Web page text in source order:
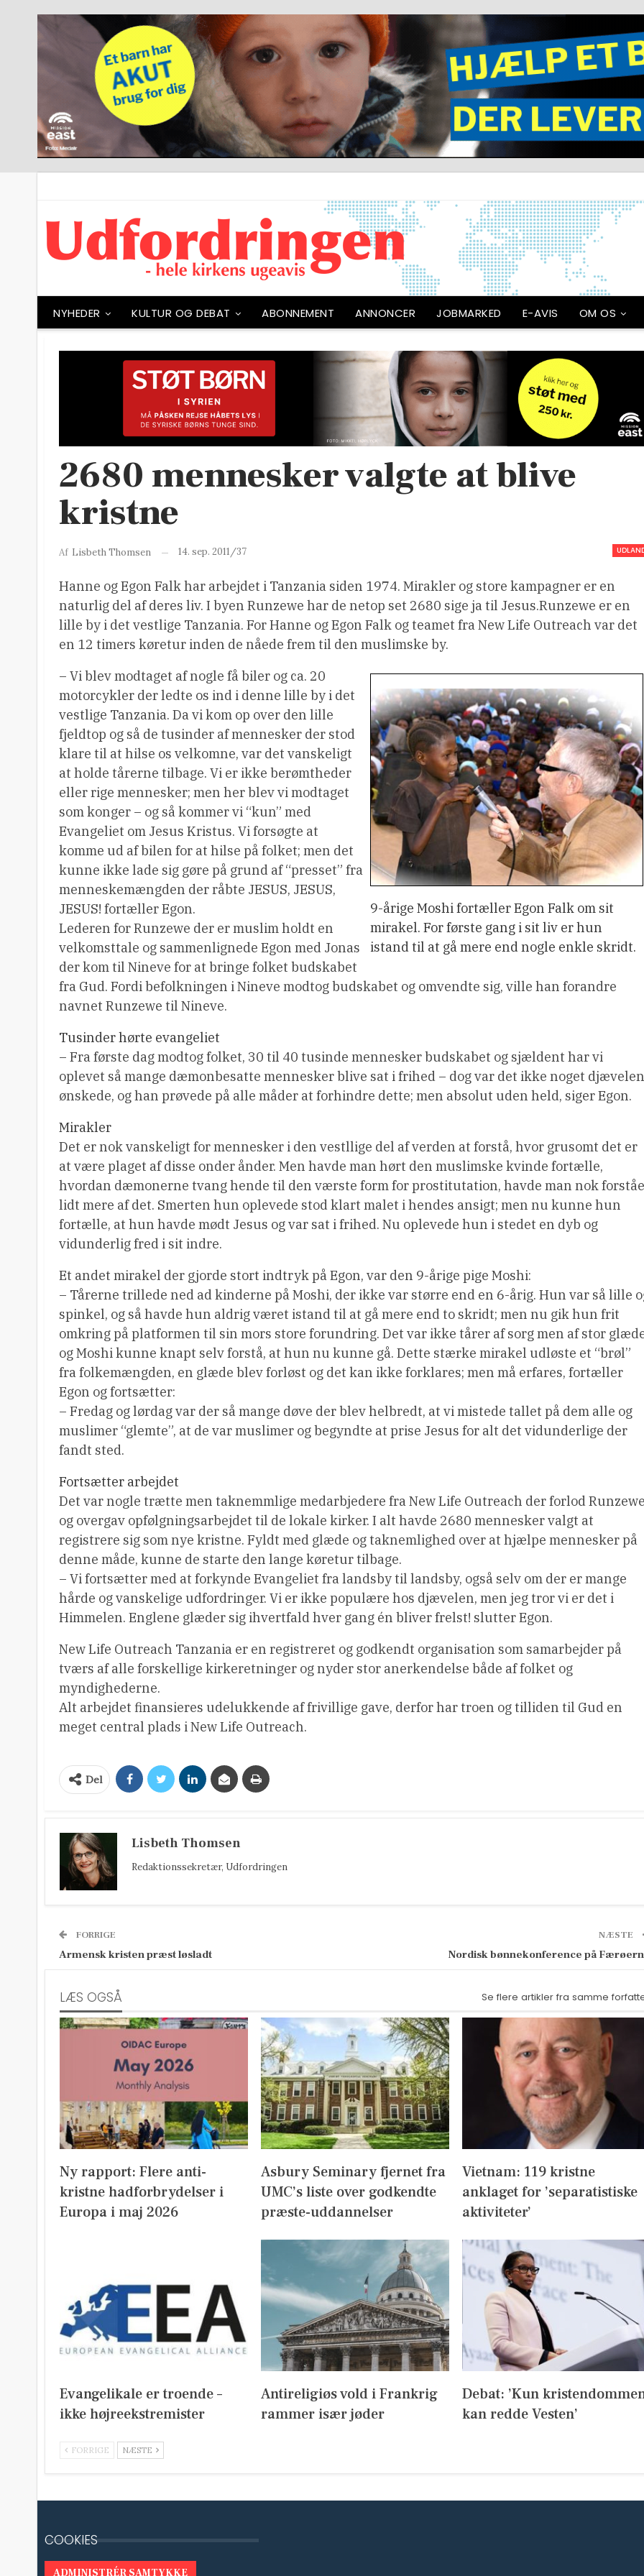
NYHEDER KULTUR OG DEBAT ABONNEMENT ANNONCER JOBMARKED E-AVIS OM OS
2680 mennesker valgte at blive
kristne
Af Lisbeth Thomsen 14. sep. 2011/37
Hanne og Egon Falk har arbejdet i Tanzania siden 1974. Mirakler og store kampagner er en
naturlig del af deres liv. I byen Runzewe har de netop set 2680 sige ja til Jesus.Runzewe er en
lille by i det vestlige Tanzania. For Hanne og Egon Falk og teamet fra New Life Outreach var det
en 12 timers køretur inden de nåede frem til den muslimske by.
9-årige Moshi fortæller Egon Falk om sit
mirakel. For første gang i sit liv er hun
istand til at gå mere end nogle enkle skridt.
– Vi blev modtaget af nogle få biler og ca. 20
motorcykler der ledte os ind i denne lille by i det
vestlige Tanzania. Da vi kom op over den lille
fjeldtop og så de tusinder af mennesker der stod
klare til at hilse os velkomne, var det vanskeligt
at holde tårerne tilbage. Vi er ikke berømtheder
eller rige mennesker; men her blev vi modtaget
som konger – og så kommer vi “kun” med
Evangeliet om Jesus Kristus. Vi forsøgte at
komme ud af bilen for at hilse på folket; men det
kunne ikke lade sig gøre på grund af “presset” fra
menneskemængden der råbte JESUS, JESUS,
JESUS! fortæller Egon.
Lederen for Runzewe der er muslim holdt en
velkomsttale og sammenlignede Egon med Jonas
der kom til Nineve for at bringe folket budskabet
fra Gud. Fordi befolkningen i Nineve modtog budskabet og omvendte sig, ville han forandre
navnet Runzewe til Nineve.
Tusinder hørte evangeliet
– Fra første dag modtog folket, 30 til 40 tusinde mennesker budskabet og sjældent har vi
oplevet så mange dæmonbesatte mennesker blive sat i frihed – dog var det ikke noget djævelen
ønskede, og han prøvede på alle måder at forhindre dette; men absolut uden held, siger Egon.
Mirakler
Det er nok vanskeligt for mennesker i den vestllige del af verden at forstå, hvor grusomt det er
at være plaget af disse onder ånder. Men havde man hørt den muslimske kvinde fortælle,
hvordan dæmonerne tvang hende til den værste form for prostitutation, havde man nok
lidt mere af det. Smerten hun oplevede stod klart malet i hendes ansigt; men nu kunne hun
fortælle, at hun havde mødt Jesus og var sat i frihed. Nu oplevede hun i stedet en dyb og
vidunderlig fred i sit indre.
Et andet mirakel der gjorde stort indtryk på Egon, var den 9-årige pige Moshi:
– Tårerne trillede ned ad kinderne på Moshi, der ikke var større end en 6-årig. Hun var så lille
spinkel, og så havde hun aldrig været istand til at gå mere end to skridt; men nu gik hun frit
omkring på platformen til sin mors store forundring. Det var ikke tårer af sorg men af stor
og Moshi kunne knapt selv forstå, at hun nu kunne gå. Dette stærke mirakel udløste et “brøl”
fra folkemængden, en glæde blev forløst og det kan ikke forklares; men må erfares, fortæller
Egon og fortsætter:
– Fredag og lørdag var der så mange døve der blev helbredt, at vi mistede tallet på dem alle og
muslimer “glemte”, at de var muslimer og begyndte at prise Jesus for alt det vidunderlige der
fandt sted.
Fortsætter arbejdet
Det var nogle trætte men taknemmlige medarbjedere fra New Life Outreach der forlod
og overgav opfølgningsarbejdet til de lokale kirker. I alt havde 2680 mennesker valgt at
registrere sig som nye kristne. Fyldt med glæde og taknemlighed over at hjælpe mennesker på
denne måde, kunne de starte den lange køretur tilbage.
– Vi fortsætter med at forkynde Evangeliet fra landsby til landsby, også selv om der er mange
hårde og vanskelige udfordringer. Vi er ikke populære hos djævelen, men jeg tror vi er det i
Himmelen. Englene glæder sig ihvertfald hver gang én bliver frelst! slutter Egon.
New Life Outreach Tanzania er en registreret og godkendt organisation som samarbejder på
tværs af alle forskellige kirkeretninger og nyder stor anerkendelse både af folket og
myndighederne.
Alt arbejdet finansieres udelukkende af frivillige gave, derfor har troen og tilliden til Gud en
meget central plads i New Life Outreach.
Del
Lisbeth Thomsen
Redaktionssekretær, Udfordringen
FORRIGE
Armensk kristen præst løsladt
NÆSTE
Nordisk bønnekonference på
LÆS OGSÅ Se flere artikler fra samme
Ny rapport: Flere anti-
kristne hadforbrydelser i
Europa i maj 2026
Asbury Seminary fjernet fra
UMC’s liste over godkendte
præste-uddannelser
Vietnam: 119 kristne
anklaget for ’separatistiske
aktiviteter’
Evangelikale er troende –
ikke højreekstremister
Antireligiøs vold i Frankrig
rammer især jøder
Debat: ’Kun
kan redde Vesten’
FORRIGE NÆSTE
COOKIES
ADMINISTRÉR SAMTYKKE